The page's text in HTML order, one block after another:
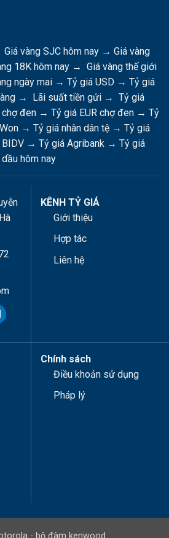
Giá vàng SJC hôm nay → Giá vàng
18K hôm nay → Giá vàng thế giới
ngày mai → Tỷ giá USD → Tỷ giá
→ Lãi suất tiền gửi → Tỷ giá
chợ đen → Tỷ giá EUR chợ đen → Tỷ
→ Tỷ giá nhân dân tệ → Tỷ giá
→ Tỷ giá Agribank → Tỷ giá
hôm nay
KÊNH TỶ GIÁ
Giới thiệu
Hợp tác
Liên hệ
Chính sách
Điều khoản sử dụng
Pháp lý
- bộ đàm kenwood